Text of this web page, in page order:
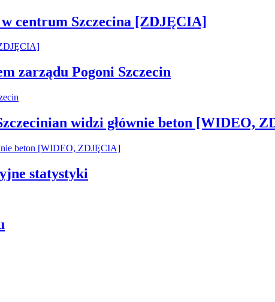
centrum Szczecina [ZDJĘCIA]
zarządu Pogoni Szczecin
widzi głównie beton [WIDEO,
statystyki